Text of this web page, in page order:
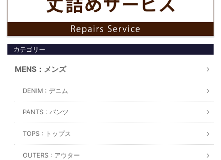
カテゴリー
MENS：メンズ
DENIM : デニム
PANTS : パンツ
TOPS : トップス
OUTERS : アウター